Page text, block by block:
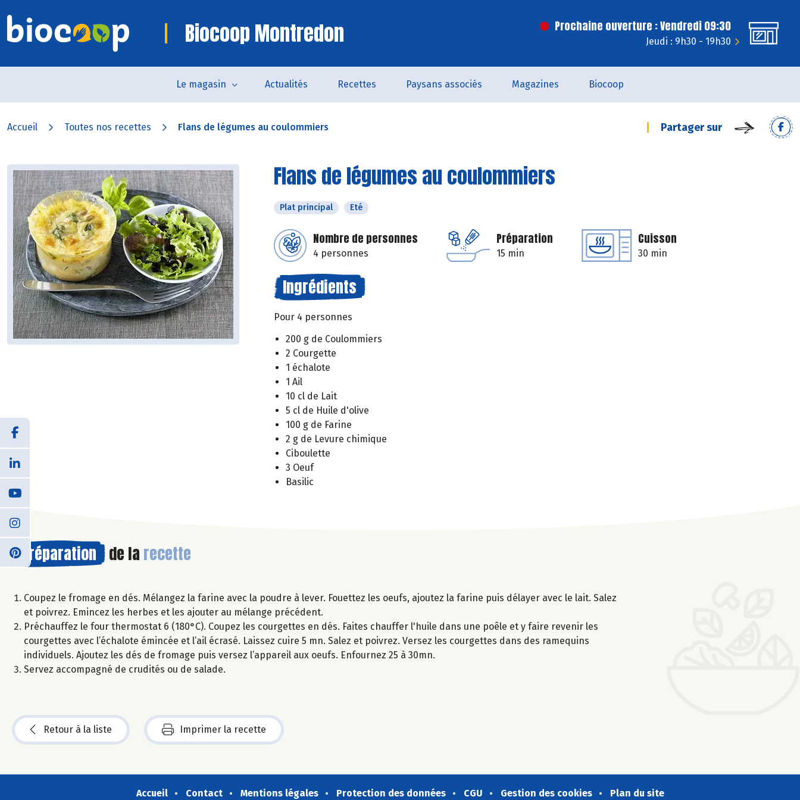
Biocoop Montredon Prochaine ouverture : Vendredi 09:30
Jeudi : 9h30 - 19h30
Le magasin Actualités Recettes Paysans associés Magazines Biocoop
Accueil Toutes nos recettes Flans de légumes au coulommiers Partager sur
Flans de légumes au coulommiers
Plat principal Eté
Nombre de personnes
4 personnes
Préparation
15 min
Cuisson
30 min
Ingrédients
Pour 4 personnes
200 g de Coulommiers
2 Courgette
1 échalote
1 Ail
10 cl de Lait
5 cl de Huile d'olive
100 g de Farine
2 g de Levure chimique
Ciboulette
3 Oeuf
Basilic
Préparation de la recette
Coupez le fromage en dés. Mélangez la farine avec la poudre à lever. Fouettez les oeufs, ajoutez la farine puis délayer avec le lait. Salez
et poivrez. Emincez les herbes et les ajouter au mélange précédent.
Préchauffez le four thermostat 6 (180°C). Coupez les courgettes en dés. Faites chauffer l'huile dans une poêle et y faire revenir les
courgettes avec l’échalote émincée et l’ail écrasé. Laissez cuire 5 mn. Salez et poivrez. Versez les courgettes dans des ramequins
individuels. Ajoutez les dés de fromage puis versez l’appareil aux oeufs. Enfournez 25 à 30mn.
Servez accompagné de crudités ou de salade.
Retour à la liste Imprimer la recette
Accueil Contact Mentions légales Protection des données CGU Gestion des cookies Plan du site